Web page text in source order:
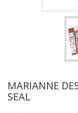
MARIANNE
SEAL